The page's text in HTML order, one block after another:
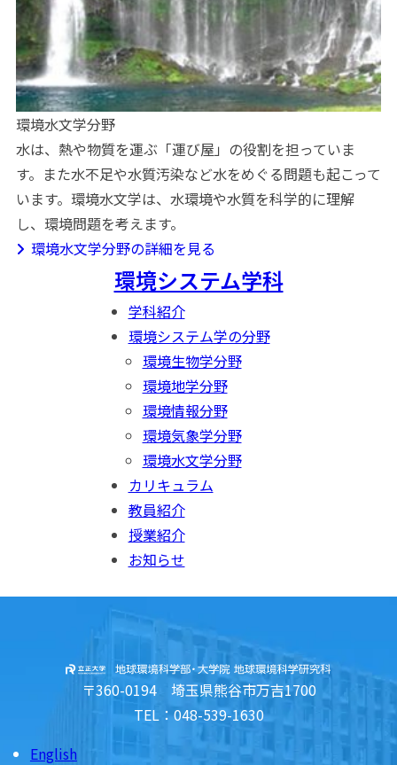
環境水文学分野
水は、熱や物質を運ぶ「運び屋」の役割を担っていま
す。また水不足や水質汚染など水をめぐる問題も起こって
います。環境水文学は、水環境や水質を科学的に理解
し、環境問題を考えます。
環境水文学分野の詳細を見る
環境システム学科
学科紹介
環境システム学の分野
環境生物学分野
環境地学分野
環境情報分野
環境気象学分野
環境水文学分野
カリキュラム
教員紹介
授業紹介
お知らせ
〒360-0194 埼玉県熊谷市万吉1700
TEL：048-539-1630
English